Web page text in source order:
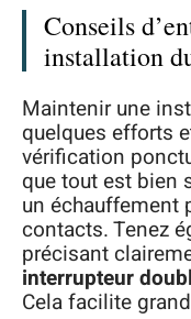
Conseils
installation
Maintenir une
quelques efforts
vérification
que tout est bien
un échauffement
contacts. Tenez
précisant
interrupteur
Cela facilite